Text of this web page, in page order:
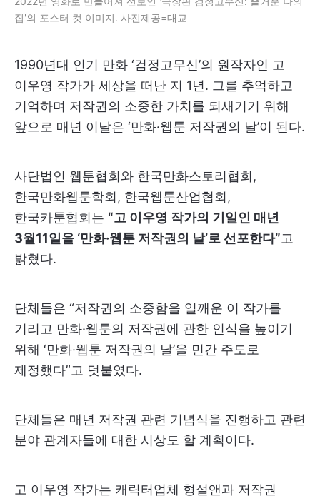
집'의 포스터 컷 이미지. 사진제공=대교
1990년대 인기 만화 ‘검정고무신’의 원작자인 고
이우영 작가가 세상을 떠난 지 1년. 그를 추억하고
기억하며 저작권의 소중한 가치를 되새기기 위해
앞으로 매년 이날은 ‘만화·웹툰 저작권의 날’이 된다.
사단법인 웹툰협회와 한국만화스토리협회,
한국만화웹툰학회, 한국웹툰산업협회,
한국카툰협회는 “고 이우영 작가의 기일인 매년
3월11일을 ‘만화·웹툰 저작권의 날’로 선포한다”고
밝혔다.
단체들은 “저작권의 소중함을 일깨운 이 작가를
기리고 만화·웹툰의 저작권에 관한 인식을 높이기
위해 ‘만화·웹툰 저작권의 날’을 민간 주도로
제정했다”고 덧붙였다.
단체들은 매년 저작권 관련 기념식을 진행하고 관련
분야 관계자들에 대한 시상도 할 계획이다.
고 이우영 작가는 캐릭터업체 형설앤과 저작권